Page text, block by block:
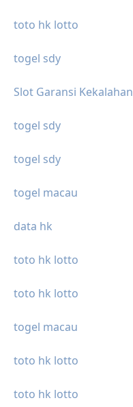
toto hk lotto
togel sdy
Slot Garansi Kekalahan
togel sdy
togel sdy
togel macau
data hk
toto hk lotto
toto hk lotto
togel macau
toto hk lotto
toto hk lotto